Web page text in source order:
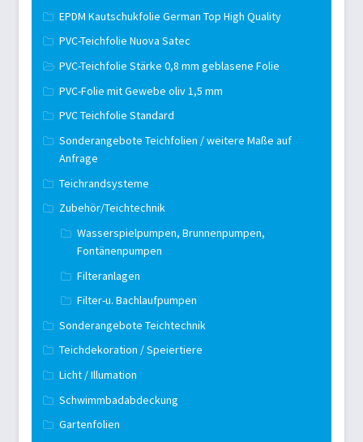
EPDM Kautschukfolie German Top High Quality
PVC-Teichfolie Nuova Satec
PVC-Teichfolie Stärke 0,8 mm geblasene Folie
PVC-Folie mit Gewebe oliv 1,5 mm
PVC Teichfolie Standard
Sonderangebote Teichfolien / weitere Maße auf
Anfrage
Teichrandsysteme
Zubehör/Teichtechnik
Wasserspielpumpen, Brunnenpumpen,
Fontänenpumpen
Filteranlagen
Filter-u. Bachlaufpumpen
Sonderangebote Teichtechnik
Teichdekoration / Speiertiere
Licht / Illumation
Schwimmbadabdeckung
Gartenfolien